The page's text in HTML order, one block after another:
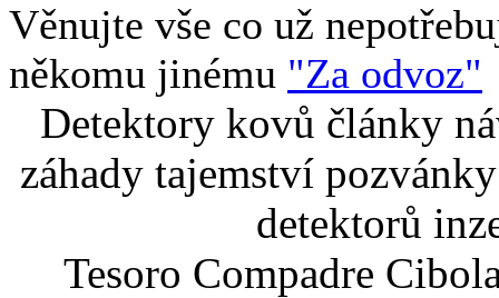
Věnujte vše co už
někomu jinému "Za odvoz"
Detektory kovů články
záhady tajemství
detektorů
Tesoro Compadre